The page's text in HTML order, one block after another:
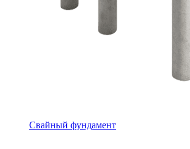
Свайный фундамент